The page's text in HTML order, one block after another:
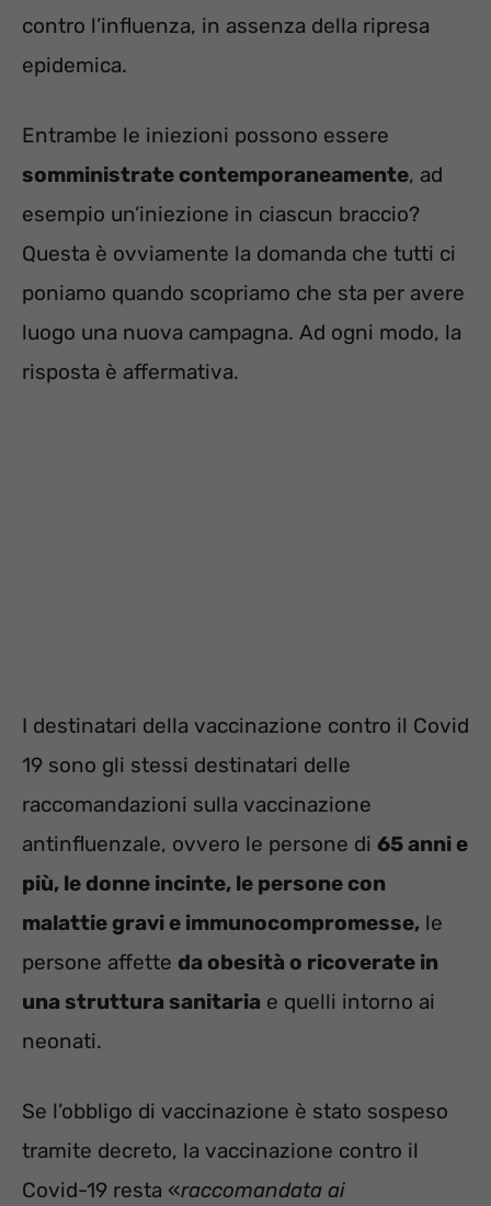
contro l’influenza, in assenza della ripresa
epidemica.
Entrambe le iniezioni possono essere
somministrate contemporaneamente, ad
esempio un’iniezione in ciascun braccio?
Questa è ovviamente la domanda che tutti ci
poniamo quando scopriamo che sta per avere
luogo una nuova campagna. Ad ogni modo, la
risposta è affermativa.
I destinatari della vaccinazione contro il Covid
19 sono gli stessi destinatari delle
raccomandazioni sulla vaccinazione
antinfluenzale, ovvero le persone di 65 anni e
più, le donne incinte, le persone con
malattie gravi e immunocompromesse, le
persone affette da obesità o ricoverate in
una struttura sanitaria e quelli intorno ai
neonati.
Se l’obbligo di vaccinazione è stato sospeso
tramite decreto, la vaccinazione contro il
Covid-19 resta «raccomandata ai